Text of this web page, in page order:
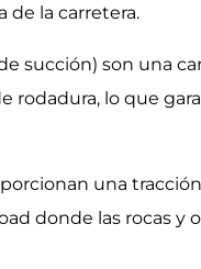
de la carretera.
succión) son una
rodadura, lo que
una
donde las rocas